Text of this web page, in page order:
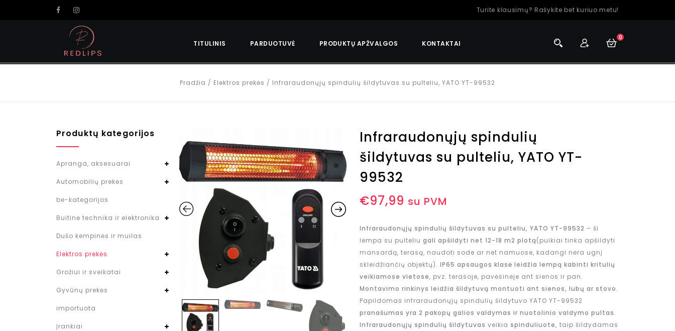
Turite klausimų? Rašykite bet kuriuo metu!
TITULINIS PARDUOTUVĖ PRODUKTŲ APŽVALGOS KONTAKTAI
0
Pradžia / Elektros prekės / Infraraudonųjų spindulių šildytuvas su pulteliu, YATO YT-99532
Infraraudonųjų spindulių
šildytuvas su pulteliu, YATO YT-
99532
€97,99 su PVM
Infraraudonųjų spindulių šildytuvas su pulteliu, YATO YT-99532 – ši
lempa su pulteliu gali apšildyti net 12-18 m2 plotą(puikiai tinka apšildyti
mansardą, terasą, naudoti sode ar net namuose, kadangi nėra ugnį
skleidžiančių objektų). IP65 apsaugos klasė leidžia lempą kabinti kritulių
veikiamose vietose, pvz. terasoje, pavėsinėje ant sienos ir pan.
Montavimo rinkinys leidžia šildytuvą montuoti ant sienos, lubų ar stovo.
Papildomas infraraudonųjų spindulių šildytuvo YATO YT-99532
pranašumas yra 2 pakopų galios valdymas ir nuotolinio valdymo pultas.
Infraraudonųjų spindulių šildytuvas veikia spinduliuote, taip šildydamas
Produktų kategorijos
Apranga, aksesuarai
Automobilių prekės
be-kategorijos
Buitinė technika ir elektronika
Dušo kempinės ir muilas
Elektros prekės
Grožiui ir sveikatai
Gyvūnų prekės
importuota
Įrankiai